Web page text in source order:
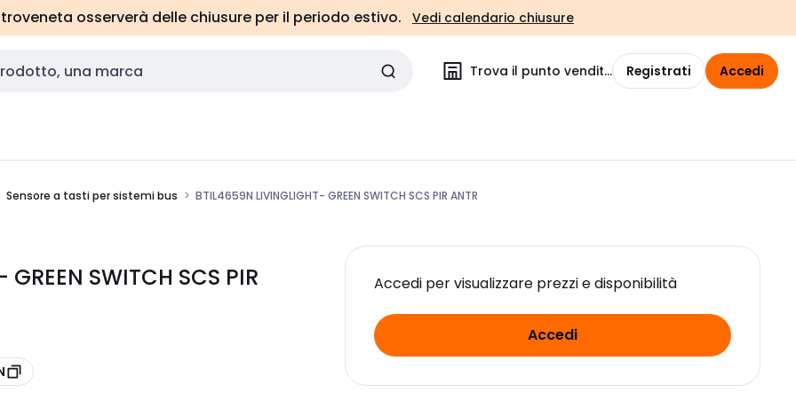
osserverà delle chiusure per il periodo estivo. Vedi calendario chiusure
Trova il punto vendita Registrati Accedi
Sensore a tasti per sistemi bus BTIL4659N LIVINGLIGHT- GREEN SWITCH SCS PIR ANTR
SWITCH SCS PIR
Accedi per visualizzare prezzi e disponibilità
Accedi